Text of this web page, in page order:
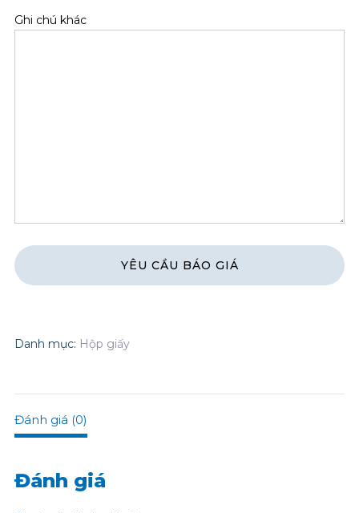
Ghi chú khác
Danh mục: Hộp giấy
Đánh giá (0)
Đánh giá